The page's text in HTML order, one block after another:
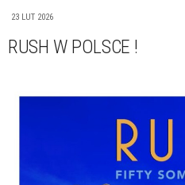
23 LUT 2026
RUSH W POLSCE !